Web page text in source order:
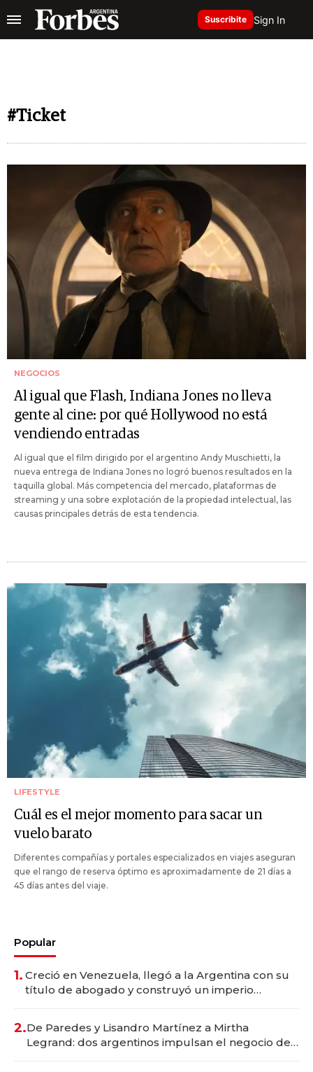
Suscribite Sign In
#Ticket
NEGOCIOS
Al igual que Flash, Indiana Jones no lleva
gente al cine: por qué Hollywood no está
vendiendo entradas
Al igual que el film dirigido por el argentino Andy Muschietti, la
nueva entrega de Indiana Jones no logró buenos resultados en la
taquilla global. Más competencia del mercado, plataformas de
streaming y una sobre explotación de la propiedad intelectual, las
causas principales detrás de esta tendencia.
LIFESTYLE
Cuál es el mejor momento para sacar un
vuelo barato
Diferentes compañías y portales especializados en viajes aseguran
que el rango de reserva óptimo es aproximadamente de 21 días a
45 días antes del viaje.
Popular
1. Creció en Venezuela, llegó a la Argentina con su
título de abogado y construyó un imperio
2.De Paredes y Lisandro Martínez a Mirtha
Legrand: dos argentinos impulsan el negocio del